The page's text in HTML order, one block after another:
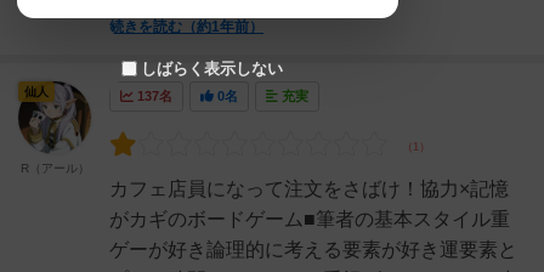
続きを読む（約1年前）
137名 0名 充実
カフェ店員になって注文をさばけ！協力×記憶
がカギのボードゲーム■筆者の基本スタイル重
ゲーが好き論理的に考える要素が好き運要素と
仙人
R（アール）
しばらく表示しない